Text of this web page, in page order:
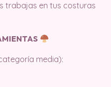
trabajas en tus costuras
media):